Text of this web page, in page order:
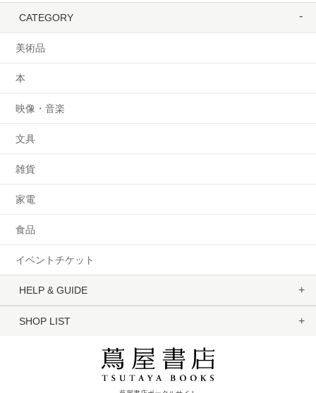
CATEGORY
美術品
本
映像・音楽
文具
雑貨
家電
食品
イベントチケット
HELP & GUIDE
SHOP LIST